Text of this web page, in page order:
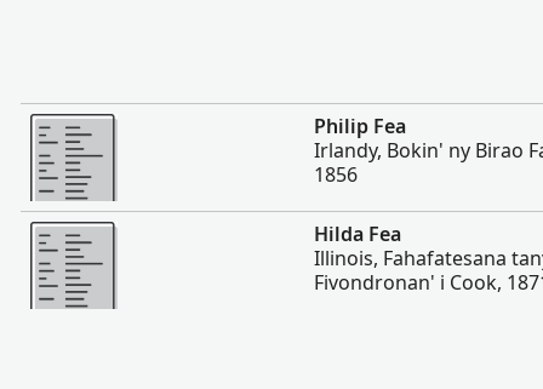
Misimisy kokoa
Philip Fea
Irlandy, Bokin' ny Birao
1856
Misimisy kokoa
Hilda Fea
Illinois, Fahafatesana
Fivondronan' i Cook,